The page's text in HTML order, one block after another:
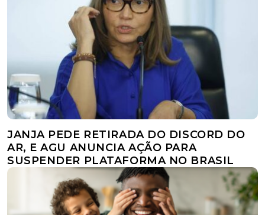
JANJA PEDE RETIRADA DO DISCORD DO
AR, E AGU ANUNCIA AÇÃO PARA
SUSPENDER PLATAFORMA NO BRASIL